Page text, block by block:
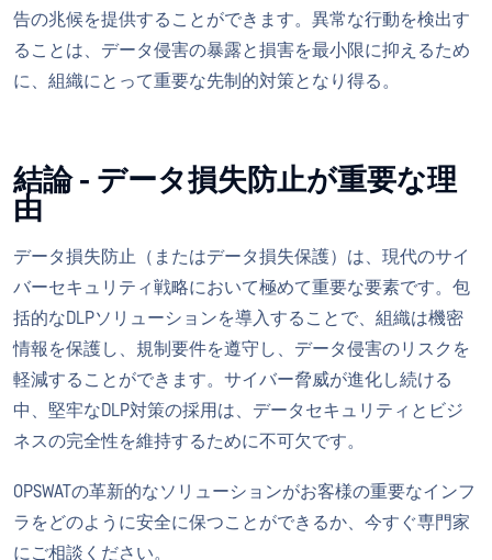
告の兆候を提供することができます。異常な行動を検出す
ることは、データ侵害の暴露と損害を最小限に抑えるため
に、組織にとって重要な先制的対策となり得る。
結論 - データ損失防止が重要な理
由
データ損失防止（またはデータ損失保護）は、現代のサイ
バーセキュリティ戦略において極めて重要な要素です。包
括的なDLPソリューションを導入することで、組織は機密
情報を保護し、規制要件を遵守し、データ侵害のリスクを
軽減することができます。サイバー脅威が進化し続ける
中、堅牢なDLP対策の採用は、データセキュリティとビジ
ネスの完全性を維持するために不可欠です。
OPSWATの革新的なソリューションがお客様の重要なインフ
ラをどのように安全に保つことができるか、今すぐ専門家
にご相談ください。